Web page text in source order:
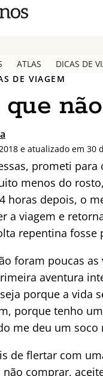
ATLAS DICAS DE
DE VIAGEM
e atualizado em 30
prometi
menos do
horas depois, o
a viagem e
repentina fosse
foram poucas
aventura
porque a vida
porque tenho
me deu um soco
de flertar com
comprar,